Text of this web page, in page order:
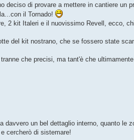
deciso di provare a mettere in cantiere un
il Tornado!
2 kit Italeri e il nuovissimo Revell, ecco,
del kit nostrano, che se fossero state
che precisi, ma tant'è che
un bel dettaglio interno, quanto le
cercherò di sistemare!